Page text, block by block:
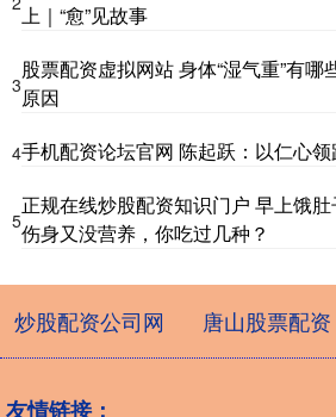
上｜“愈”见故事
3
股票配资虚拟网站 身体“湿气重”有
原因
4手机配资论坛官网 陈起跃：以仁心
5
正规在线炒股配资知识门户 早上饿肚
伤身又没营养，你吃过几种？
炒股配资公司网 唐山股票配资
友情链接：